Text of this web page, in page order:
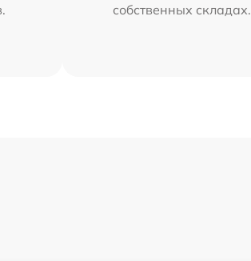
собственных складах.